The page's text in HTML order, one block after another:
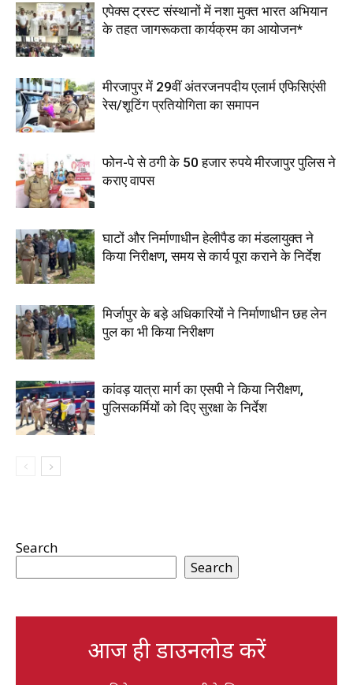
एपेक्स ट्रस्ट संस्थानों में नशा मुक्त भारत अभियान
के तहत जागरूकता कार्यक्रम का आयोजन*
मीरजापुर में 29वीं अंतरजनपदीय एलार्म एफिसिएंसी
रेस/शूटिंग प्रतियोगिता का समापन
फोन-पे से ठगी के 50 हजार रुपये मीरजापुर पुलिस ने
कराए वापस
घाटों और निर्माणाधीन हेलीपैड का मंडलायुक्त ने
किया निरीक्षण, समय से कार्य पूरा कराने के निर्देश
मिर्जापुर के बड़े अधिकारियों ने निर्माणाधीन छह लेन
पुल का भी किया निरीक्षण
कांवड़ यात्रा मार्ग का एसपी ने किया निरीक्षण,
पुलिसकर्मियों को दिए सुरक्षा के निर्देश
Search
Search
आज ही डाउनलोड करें